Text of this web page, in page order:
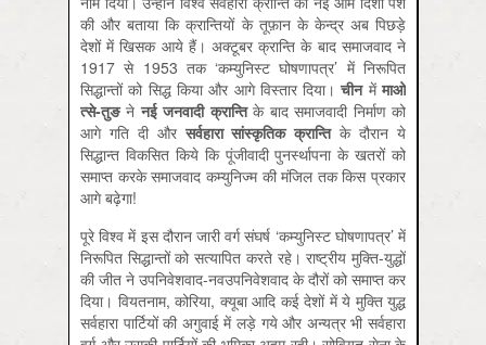
की और बताया कि क्रान्तियों के तूफ़ान के केन्द्र अब पिछड़े
देशों में खिसक आये हैं। अक्टूबर क्रान्ति के बाद समाजवाद ने
1917 से 1953 तक ‘कम्युनिस्ट घोषणापत्र’ में निरूपित
सिद्धान्तों को सिद्ध किया और आगे विस्तार दिया।चीनमेंमाओ
त्से-तुङनेनई जनवादी क्रान्तिके बाद समाजवादी निर्माण को
आगे गति दी औरसर्वहारा सांस्कृतिक क्रान्तिके दौरान ये
सिद्धान्त विकसित किये कि पूंजीवादी पुनर्स्थापना के खतरों को
समाप्त करके समाजवाद कम्युनिज्म की मंजिल तक किस प्रकार
आगे बढ़ेगा!
पूरे विश्व में इस दौरान जारी वर्ग संघर्ष ‘कम्युनिस्ट घोषणापत्र’ में
निरूपित सिद्धान्तों को सत्यापित करते रहे। राष्ट्रीय मुक्ति-युद्धों
की जीत ने उपनिवेशवाद-नवउपनिवेशवाद के दौरों को समाप्त कर
दिया। वियतनाम, कोरिया, क्यूबा आदि कई देशों में ये मुक्ति युद्ध
सर्वहारा पार्टियों की अगुवाई में लड़े गये और अन्यत्र भी सर्वहारा